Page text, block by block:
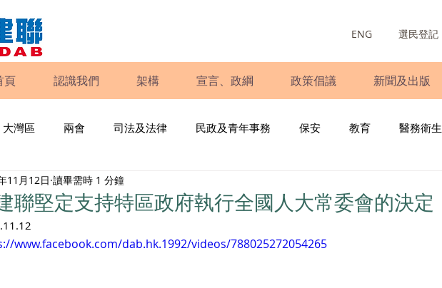
ENG 選民登記
頁 認識我們 架構 宣言、政綱 政策倡議 新聞及出版
大灣區 兩會 司法及法律 民政及青年事務 保安 教育 醫務衛生
工商專業 家庭
民建聯報告及建議書 調查 新冠肺炎 選舉 義工
聯堅定支持特區政府執行全國人大常委會的決定
11月12日 讀畢需時 1 分鐘
www.facebook.com/dab.hk.1992/videos/788025272054265